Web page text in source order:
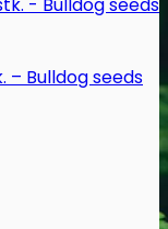
– Bulldog seeds